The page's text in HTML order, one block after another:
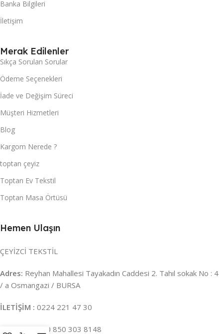
Banka Bilgileri
İletişim
Merak Edilenler
Sıkça Sorulan Sorular
Ödeme Seçenekleri
İade ve Değişim Süreci
Müşteri Hizmetleri
Blog
Kargom Nerede ?
toptan çeyiz
Toptan Ev Tekstil
Toptan Masa Örtüsü
Hemen Ulaşın
ÇEYİZCİ TEKSTİL
Adres: Reyhan Mahallesi Tayakadın Caddesi 2. Tahıl sokak No : 4
/ a Osmangazi / BURSA
İLETİŞİM : 0224 221 47 30
0 850 303 8148